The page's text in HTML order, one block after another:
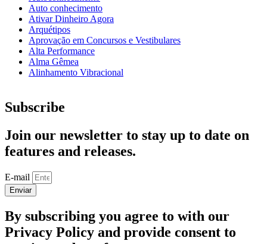
Auto conhecimento
Ativar Dinheiro Agora
Arquétipos
Aprovação em Concursos e Vestibulares
Alta Performance
Alma Gêmea
Alinhamento Vibracional
Subscribe
Join our newsletter to stay up to date on
features and releases.
E-mail
Enviar
By subscribing you agree to with our
Privacy Policy and provide consent to